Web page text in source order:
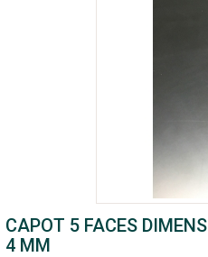
CAPOT 5 FACES
4 MM